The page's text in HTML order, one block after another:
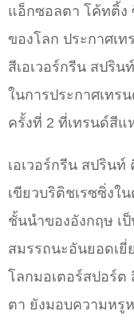
แอ็กซอลตา โค้ทติ้ง
ของโลก ประกาศเ
สีเอเวอร์กรีน สปริน
ในการประกาศเทร
ครั้งที่ 2 ที่เทรนด์สีแ
เอเวอร์กรีน สปริน
เขียวบริติชเรซซิ่งใ
ชั้นนำของอังกฤษ เ
สมรรถนะอันยอดเยี่
โลกมอเตอร์สปอร์
ตา ยังมอบความหรู